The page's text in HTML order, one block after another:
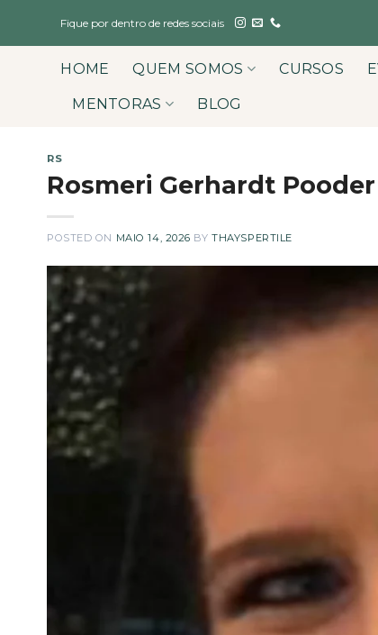
Fique por dentro de redes sociais
HOME QUEM SOMOS CURSOS
MENTORAS BLOG
RS
Rosmeri Gerhardt Pooder
POSTED ON MAIO 14, 2026 BYTHAYSPERTILE